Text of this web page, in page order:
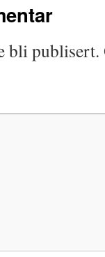
bli publisert.